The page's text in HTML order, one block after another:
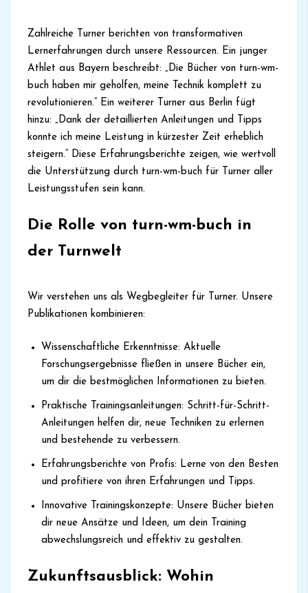
Zahlreiche Turner berichten von transformativen
Lernerfahrungen durch unsere Ressourcen. Ein junger
Athlet aus Bayern beschreibt: „Die Bücher von turn-wm-
buch haben mir geholfen, meine Technik komplett zu
revolutionieren.“ Ein weiterer Turner aus Berlin fügt
hinzu: „Dank der detaillierten Anleitungen und Tipps
konnte ich meine Leistung in kürzester Zeit erheblich
steigern.“ Diese Erfahrungsberichte zeigen, wie wertvoll
die Unterstützung durch turn-wm-buch für Turner aller
Leistungsstufen sein kann.
Die Rolle von turn-wm-buch in
der Turnwelt
Wir verstehen uns als Wegbegleiter für Turner. Unsere
Publikationen kombinieren:
Wissenschaftliche Erkenntnisse: Aktuelle
Forschungsergebnisse fließen in unsere Bücher ein,
um dir die bestmöglichen Informationen zu bieten.
Praktische Trainingsanleitungen: Schritt-für-Schritt-
Anleitungen helfen dir, neue Techniken zu erlernen
und bestehende zu verbessern.
Erfahrungsberichte von Profis: Lerne von den Besten
und profitiere von ihren Erfahrungen und Tipps.
Innovative Trainingskonzepte: Unsere Bücher bieten
dir neue Ansätze und Ideen, um dein Training
abwechslungsreich und effektiv zu gestalten.
Zukunftsausblick: Wohin